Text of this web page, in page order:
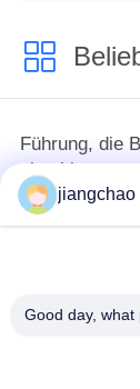
Führung, die
abschirmt
jiangchao
Good day,